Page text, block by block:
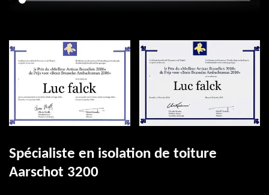
Spécialiste en isolation de toiture
Aarschot 3200